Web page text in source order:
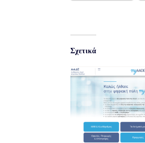
Σχετικά